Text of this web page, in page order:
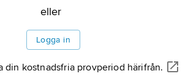
om artikeln
eller
Logga in
din kostnadsfria provperiod härifrån.